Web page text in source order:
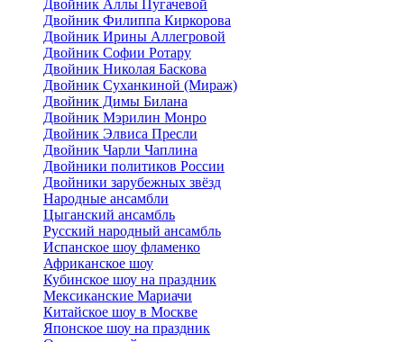
Двойник Аллы Пугачевой
Двойник Филиппа Киркорова
Двойник Ирины Аллегровой
Двойник Софии Ротару
Двойник Николая Баскова
Двойник Суханкиной (Мираж)
Двойник Димы Билана
Двойник Мэрилин Монро
Двойник Элвиса Пресли
Двойник Чарли Чаплина
Двойники политиков России
Двойники зарубежных звёзд
Народные ансамбли
Цыганский ансамбль
Русский народный ансамбль
Испанское шоу фламенко
Африканское шоу
Кубинское шоу на праздник
Мексиканские Мариачи
Китайское шоу в Москве
Японское шоу на праздник